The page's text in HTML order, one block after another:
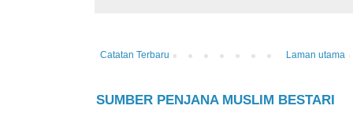
Catatan Terbaru Laman utama
SUMBER PENJANA MUSLIM BESTARI